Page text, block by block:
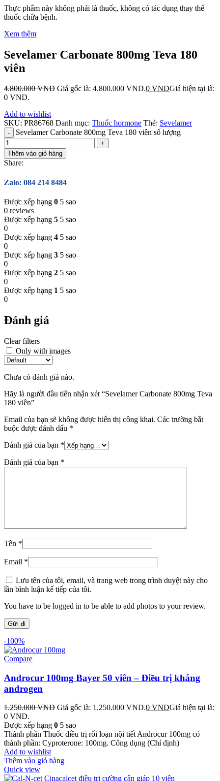
Thực phẩm này không phải là thuốc, không có tác dụng thay thế
thuốc chữa bệnh.
Xem thêm
Sevelamer Carbonate 800mg Teva 180
viên
4.800.000VND Giá gốc là: 4.800.000 VND.0 VNDGiá hiện tại là:
0 VND.
Add to wishlist
SKU: PR86768 Danh mục: Thuốc hormone Thẻ: Sevelamer
Sevelamer Carbonate 800mg Teva 180 viên số lượng
Thêm vào giỏ hàng
Share:
Zalo: 084 214 8484
Được xếp hạng 0 5 sao
0 reviews
Được xếp hạng 5 5 sao
0
Được xếp hạng 4 5 sao
0
Được xếp hạng 3 5 sao
0
Được xếp hạng 2 5 sao
0
Được xếp hạng 1 5 sao
0
Đánh giá
Clear filters
Only with images
Chưa có đánh giá nào.
Hãy là người đầu tiên nhận xét “Sevelamer Carbonate 800mg Teva
180 viên”
Email của bạn sẽ không được hiển thị công khai. Các trường bắt
buộc được đánh dấu *
Đánh giá của bạn *
Đánh giá của bạn *
Tên *
Email *
Lưu tên của tôi, email, và trang web trong trình duyệt này cho
lần bình luận kế tiếp của tôi.
You have to be logged in to be able to add photos to your review.
-100%
Compare
Androcur 100mg Bayer 50 viên – Điều trị kháng
androgen
1.250.000VND Giá gốc là: 1.250.000 VND.0 VNDGiá hiện tại là:
0 VND.
Được xếp hạng 0 5 sao
Thành phần Thuốc điều trị rối loạn nội tiết Androcur 100mg có
thành phần: Cyproterone: 100mg. Công dụng (Chỉ định)
Add to wishlist
Thêm vào giỏ hàng
Quick view